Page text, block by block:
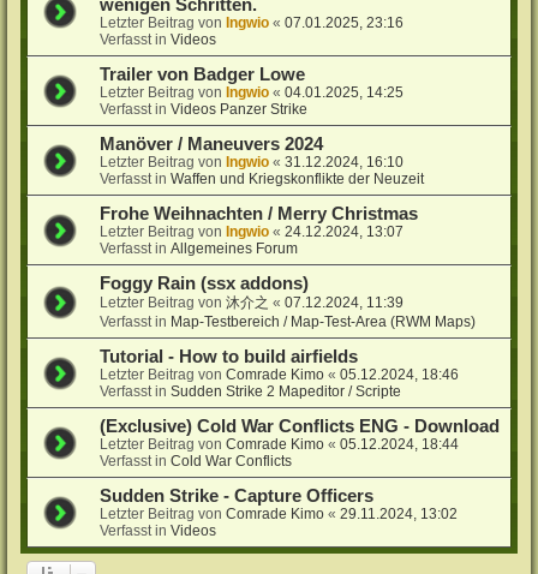
wenigen Schritten.
Letzter Beitrag vonIngwio «07.01.2025, 23:16
Verfasst inVideos
Trailer von Badger Lowe
Letzter Beitrag vonIngwio «04.01.2025, 14:25
Verfasst inVideos Panzer Strike
Manöver / Maneuvers 2024
Letzter Beitrag vonIngwio «31.12.2024, 16:10
Verfasst inWaffen und Kriegskonflikte der Neuzeit
Frohe Weihnachten / Merry Christmas
Letzter Beitrag vonIngwio «24.12.2024, 13:07
Verfasst inAllgemeines Forum
Foggy Rain (ssx addons)
Letzter Beitrag von沐介之 «07.12.2024, 11:39
Verfasst in Map-Testbereich / Map-Test-Area (RWM Maps)
Tutorial - How to build airfields
Letzter Beitrag vonComrade Kimo «05.12.2024, 18:46
Verfasst inSudden Strike 2 Mapeditor / Scripte
(Exclusive) Cold War Conflicts ENG - Download
Letzter Beitrag vonComrade Kimo «05.12.2024, 18:44
Verfasst inCold War Conflicts
Sudden Strike - Capture Officers
Letzter Beitrag vonComrade Kimo «29.11.2024, 13:02
Verfasst inVideos